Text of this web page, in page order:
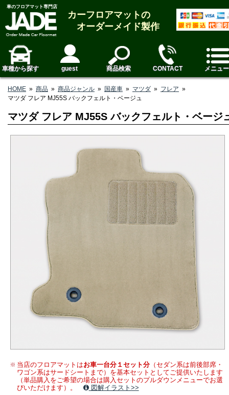
車のフロアマット専門店
カーフロアマットの
オーダーメイド製作
車種から探す guest 商品検索 CONTACT メニュー
HOME » 商品 » 商品ジャンル » 国産車 » マツダ » フレア »
マツダ フレア MJ55S バックフェルト・ベージュ
マツダ フレア MJ55S バックフェルト・ベージ
当店のフロアマットはお車一台分１セット分（セダン系は前後部席・
ワゴン系はサードシートまで）を基本セットとしてご提供いたします
（単品購入をご希望の場合は購入セットのプルダウンメニューでお選
びいただけます）。
図解イラスト>>